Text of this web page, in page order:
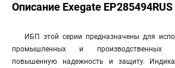
Описание Exegate EP285494RUS
ИБП этой серии предназначены для
промышленных и производственных
повышенную надежность и защиту.